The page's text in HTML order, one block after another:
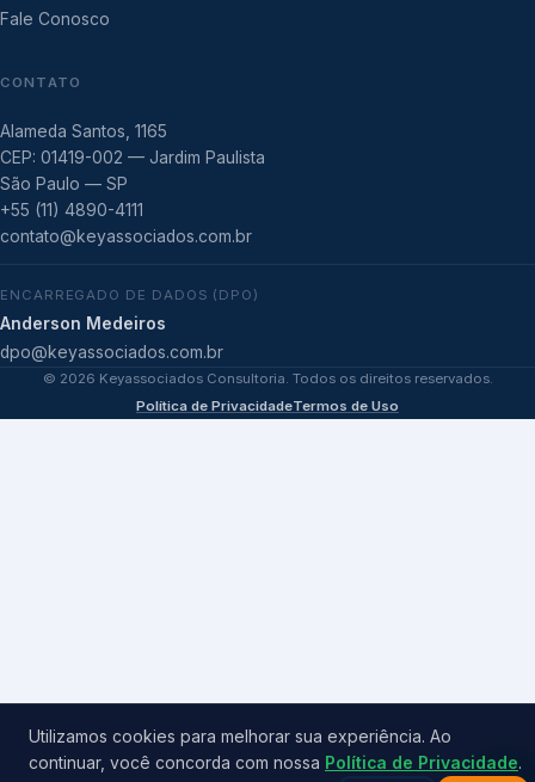
Fale Conosco
CONTATO
Alameda Santos, 1165
CEP: 01419-002 — Jardim Paulista
São Paulo — SP
+55 (11) 4890-4111
contato@keyassociados.com.br
ENCARREGADO DE DADOS (DPO)
Anderson Medeiros
dpo@keyassociados.com.br
© 2026 Keyassociados Consultoria. Todos os direitos reservados.
Política de PrivacidadeTermos de Uso
Utilizamos cookies para melhorar sua experiência. Ao
continuar, você concorda com nossa Política de Privacidade.